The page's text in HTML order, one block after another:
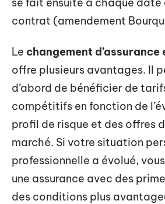
contrat (amendement
Le changement
offre plusieurs avantages. Il
d’abord de bénéficier de
compétitifs en fonction de
profil de risque et des offres
marché. Si votre situation
professionnelle a évolué,
une assurance avec des
des conditions plus